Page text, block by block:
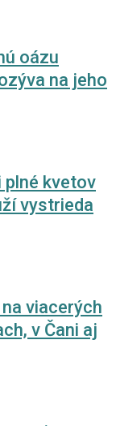
oázu
na jeho
plné kvetov
vystrieda
viacerých
v Čani aj